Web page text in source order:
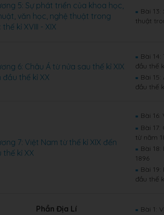
5: Sự phát triển của khoa học,
văn học, nghệ thuật trong
kỉ XVIII - XIX
■ Bài
thuật
6: Châu Á từ nửa sau thế kỉ XIX
đầu thế kỉ XX
■ Bài
đầu thế
■ Bài
đầu thế
7: Việt Nam từ thế kỉ XIX đến
thế kỉ XX
■ Bài
■ Bài
từ năm
■ Bài
1896
■ Bài
đầu thế
Phần Địa Lí
■ Bài 1: